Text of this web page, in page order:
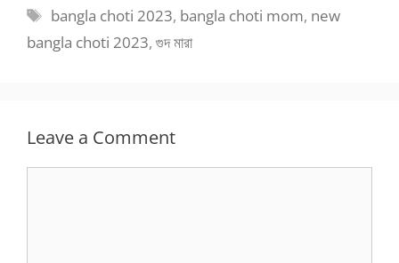
Tags
bangla choti 2023, bangla choti mom, new
bangla choti 2023, গুদ মারা
Leave a Comment